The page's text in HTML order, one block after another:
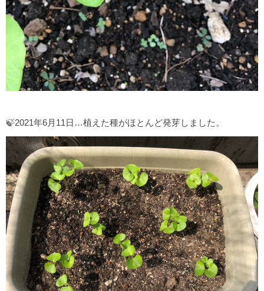
🍃2021年6月11日…植えた種がほとんど発芽しました。